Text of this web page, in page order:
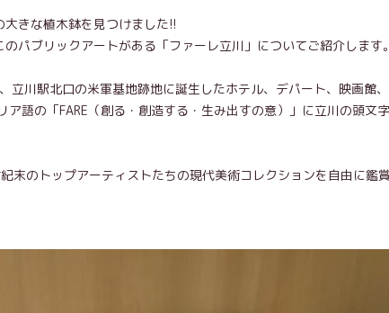
きな植木鉢を見つけました!!
パブリックアートがある「ファーレ立川」についてご紹介します。
川駅北口の米軍基地跡地に誕生したホテル、デパート、映画館、
語の「FARE（創る・創造する・生み出すの意）」に立川の頭文
末のトップアーティストたちの現代美術コレクションを自由に鑑